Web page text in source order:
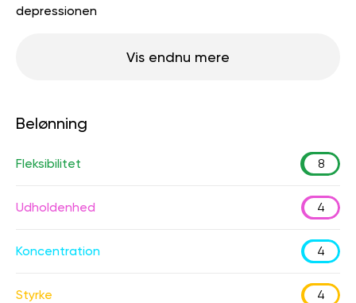
depressionen
Vis endnu mere
Belønning
Fleksibilitet 8
Udholdenhed 4
Koncentration 4
Styrke 4